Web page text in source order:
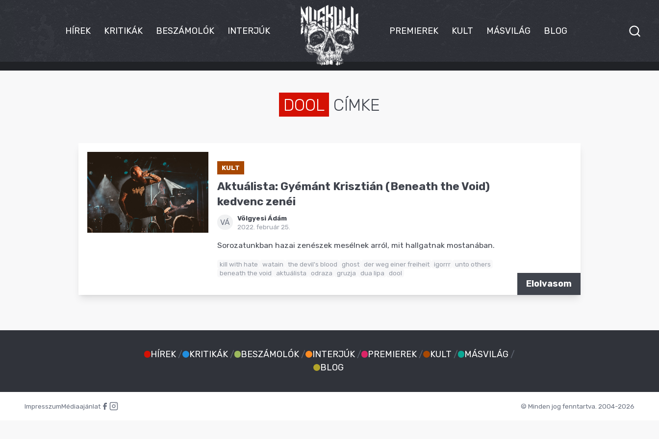
HÍREK KRITIKÁK BESZÁMOLÓK INTERJÚK PREMIEREK KULT MÁSVILÁG BLOG
HÍREK
DOOL CÍMKE
KULT
Aktuálista: Gyémánt Krisztián (Beneath the Void)
kedvenc zenéi
VÁ
Völgyesi Ádám
2022. február 25.
Sorozatunkban hazai zenészek mesélnek arról, mit hallgatnak mostanában.
kill with hate watain the devil's blood ghost der weg einer freiheit igorrr unto others
beneath the void
aktuálista odraza gruzja dua lipa dool
Elolvasom
HÍREK / KRITIKÁK / BESZÁMOLÓK / INTERJÚK / PREMIEREK / KULT / MÁSVILÁG /
BLOG
ImpresszumMédiaajánlat © Minden jog fenntartva. 2004-2026